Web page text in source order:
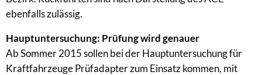
ebenfalls zulässig.
Hauptuntersuchung: Prüfung wird genauer
Ab Sommer 2015 sollen bei der Hauptuntersuchung für
Kraftfahrzeuge Prüfadapter zum Einsatz kommen, mit